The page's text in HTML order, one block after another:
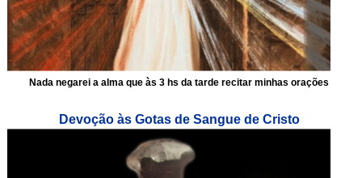
Nada negarei a alma que às 3 hs da tarde recitar minhas orações
Devoção às Gotas de Sangue de Cristo